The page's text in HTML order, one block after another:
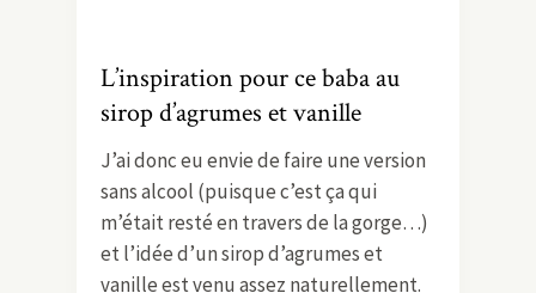
L’inspiration pour ce baba au
sirop d’agrumes et vanille
J’ai donc eu envie de faire une version
sans alcool (puisque c’est ça qui
m’était resté en travers de la gorge…)
et l’idée d’un sirop d’agrumes et
vanille est venu assez naturellement.